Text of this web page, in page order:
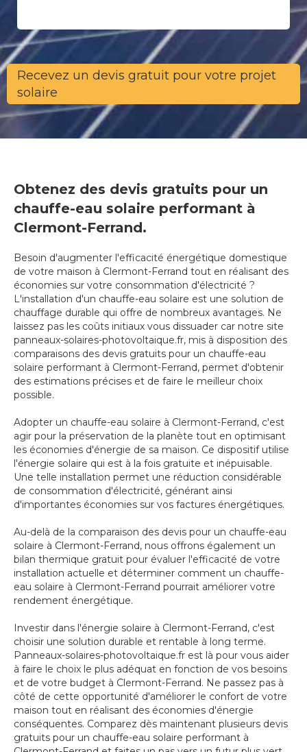
Recevez un devis gratuit pour votre projet
solaire
Obtenez des devis gratuits pour un
chauffe-eau solaire performant à
Clermont-Ferrand.
Besoin d'augmenter l'efficacité énergétique domestique
de votre maison à Clermont-Ferrand tout en réalisant des
économies sur votre consommation d'électricité ?
L'installation d'un chauffe-eau solaire est une solution de
chauffage durable qui offre de nombreux avantages. Ne
laissez pas les coûts initiaux vous dissuader car notre site
panneaux-solaires-photovoltaique.fr, mis à disposition des
comparaisons des devis gratuits pour un chauffe-eau
solaire performant à Clermont-Ferrand, permet d'obtenir
des estimations précises et de faire le meilleur choix
possible.
Adopter un chauffe-eau solaire à Clermont-Ferrand, c'est
agir pour la préservation de la planète tout en optimisant
les économies d'énergie de sa maison. Ce dispositif utilise
l'énergie solaire qui est à la fois gratuite et inépuisable.
Une telle installation permet une réduction considérable
de consommation d'électricité, générant ainsi
d'importantes économies sur vos factures énergétiques.
Au-delà de la comparaison des devis pour un chauffe-eau
solaire à Clermont-Ferrand, nous offrons également un
bilan thermique gratuit pour évaluer l'efficacité de votre
installation actuelle et déterminer comment un chauffe-
eau solaire à Clermont-Ferrand pourrait améliorer votre
rendement énergétique.
Investir dans l'énergie solaire à Clermont-Ferrand, c'est
choisir une solution durable et rentable à long terme.
Panneaux-solaires-photovoltaique.fr est là pour vous aider
à faire le choix le plus adéquat en fonction de vos besoins
et de votre budget à Clermont-Ferrand. Ne passez pas à
côté de cette opportunité d'améliorer le confort de votre
maison tout en réalisant des économies d'énergie
conséquentes. Comparez dès maintenant plusieurs devis
gratuits pour un chauffe-eau solaire performant à